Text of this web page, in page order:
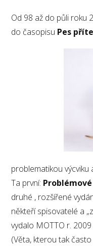
Od 98 až do půli roku
do časopisu Pes
problematikou
Ta první:
druhé , rozšířené
někteří spisovatelé a
vydalo MOTTO r.
(Věta, kterou tak